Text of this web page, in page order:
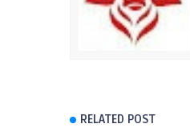
RELATED POST